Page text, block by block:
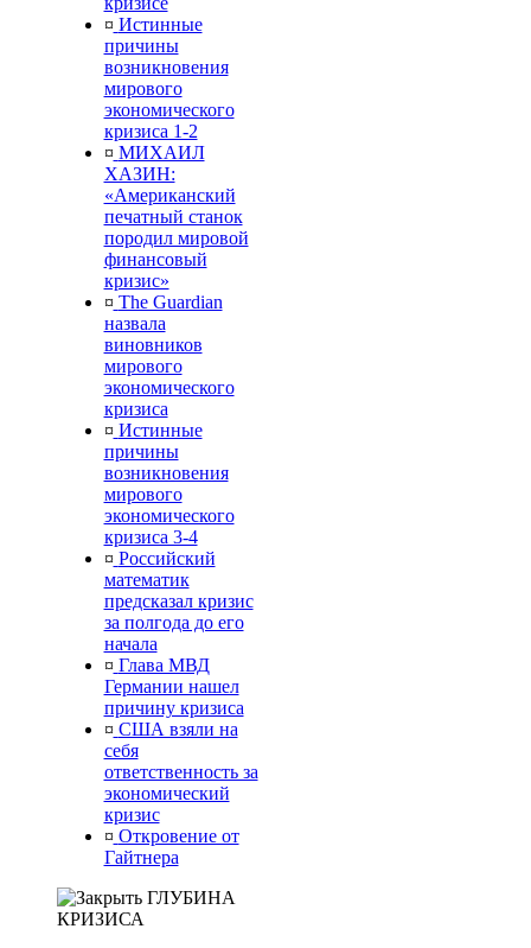
¤ Истинные
причины
возникновения
мирового
экономического
кризиса 1-2
¤ МИХАИЛ
ХАЗИН:
«Американский
печатный станок
породил мировой
финансовый
кризис»
¤ The Guardian
назвала
виновников
мирового
экономического
кризиса
¤ Истинные
причины
возникновения
мирового
экономического
кризиса 3-4
¤ Российский
математик
предсказал кризис
за полгода до его
начала
¤ Глава МВД
Германии нашел
причину кризиса
¤ США взяли на
себя
ответственность за
экономический
кризис
¤ Откровение от
Гайтнера
ГЛУБИНА
КРИЗИСА